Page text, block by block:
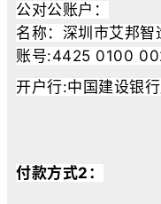
公对公账户：
名称：深圳市艾邦智
账号:4425 0100
开户行:中国建设银
付款方式2：